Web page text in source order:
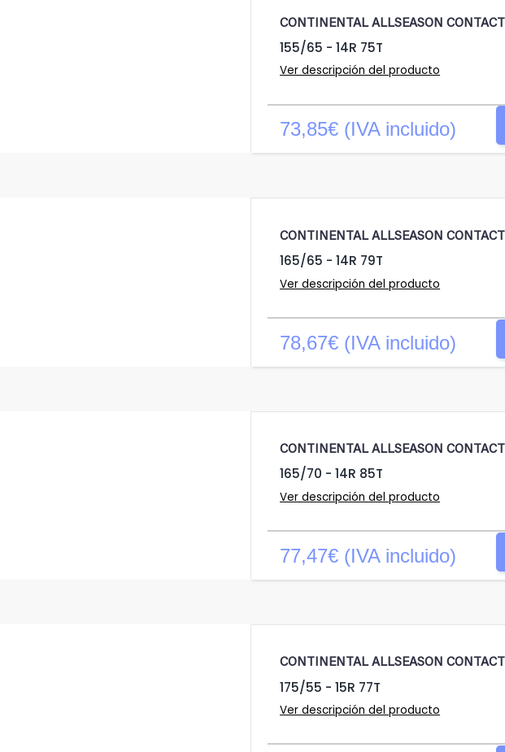
CONTINENTAL ALLSEASON CONTACT
155/65 - 14R 75T
Ver descripción del producto
73,85€ (IVA incluido)
CONTINENTAL ALLSEASON CONTACT
165/65 - 14R 79T
Ver descripción del producto
78,67€ (IVA incluido)
CONTINENTAL ALLSEASON CONTACT
165/70 - 14R 85T
Ver descripción del producto
77,47€ (IVA incluido)
CONTINENTAL ALLSEASON CONTACT
175/55 - 15R 77T
Ver descripción del producto